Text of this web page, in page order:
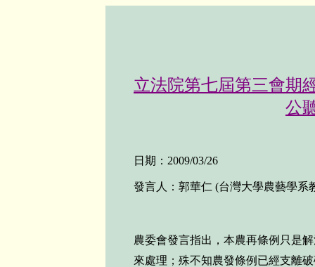
立法院第七屆第三會期
公
日期： 2009/03/26
發言人：郭華仁 (台灣大學農藝學系
農委會發言指出，本農再條例只是
來處理；殊不知農發條例已經支離